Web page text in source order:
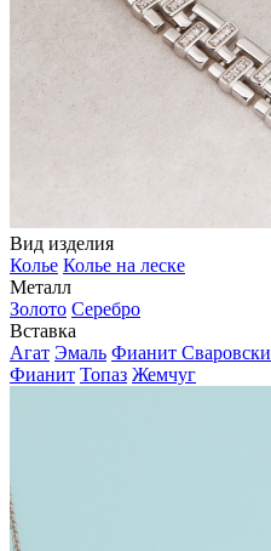
Вид изделия
Колье Колье на леске
Металл
Золото Серебро
Вставка
Агат Эмаль Фианит Сваровски
Фианит Топаз Жемчуг